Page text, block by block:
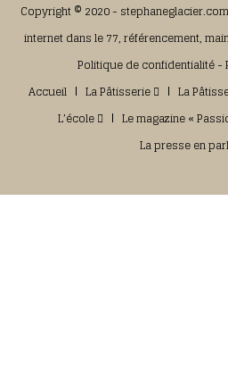
Copyright © 2020 -
internet dans le 77, référencement,
Politique de confidentialité-
Accueil
La Pâtisserie La
L’école
Le magazine «
La presse en